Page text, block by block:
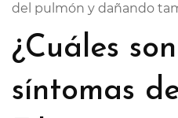
del pulmón y dañando
¿Cuáles
síntomas